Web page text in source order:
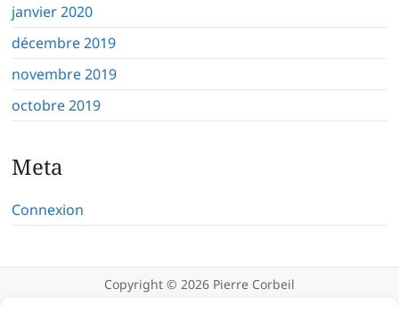
janvier 2020
décembre 2019
novembre 2019
octobre 2019
Meta
Connexion
Copyright © 2026 Pierre Corbeil